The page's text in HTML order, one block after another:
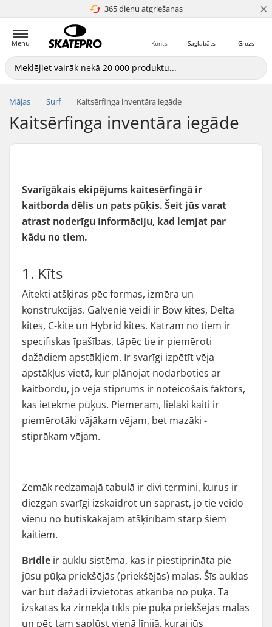
365 dienu atgriešanas
4.8 no 5 ×
Menu Grozs
Saglabāts
Konts
Mājas Surf Kaitsērfinga inventāra iegāde
Kaitsērfinga inventāra iegāde
Svarīgākais ekipējums kaitesērfingā ir
kaitborda dēlis un pats pūķis. Šeit jūs varat
atrast noderīgu informāciju, kad lemjat par
kādu no tiem.
1. Kīts
Aitekti atšķiras pēc formas, izmēra un
konstrukcijas. Galvenie veidi ir Bow kites, Delta
kites, C-kite un Hybrid kites. Katram no tiem ir
specifiskas īpašības, tāpēc tie ir piemēroti
dažādiem apstākļiem. Ir svarīgi izpētīt vēja
apstākļus vietā, kur plānojat nodarboties ar
kaitbordu, jo vēja stiprums ir noteicošais faktors,
kas ietekmē pūķus. Piemēram, lielāki kaiti ir
piemērotāki vājākam vējam, bet mazāki -
stiprākam vējam.
Zemāk redzamajā tabulā ir divi termini, kurus ir
diezgan svarīgi izskaidrot un saprast, jo tie veido
vienu no būtiskākajām atšķirībām starp šiem
kaitiem.
Bridle ir auklu sistēma, kas ir piestiprināta pie
jūsu pūķa priekšējās (priekšējās) malas. Šīs auklas
var būt dažādi izvietotas atkarībā no pūķa. Tā
izskatās kā zirnekļa tīkls pie pūķa priekšējās malas
un pēc tam saplūst vienā līnijā, kurai jūs